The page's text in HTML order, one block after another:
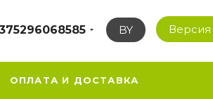
BY
ОПЛАТА И ДОСТАВКА